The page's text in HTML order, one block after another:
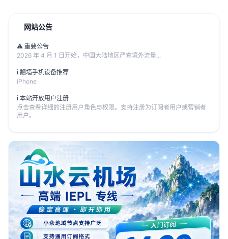
网站公告
⚠️ 重要公告
2026 年 4 月 1 日开始，中国大陆地区严查境外流量...
ℹ️ 翻墙手机设备推荐
iPhone
ℹ️ 本站开放用户注册
点击查看详细的注册用户角色与权限。支持注册为订阅者用户或营销者
用户。